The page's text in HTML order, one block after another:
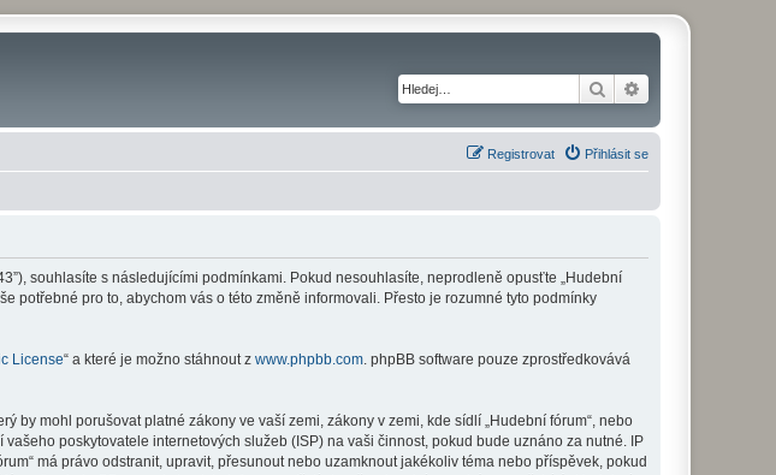
Hledat
Přihlásit se
Registrovat
souhlasíte s následujícími podmínkami. Pokud nesouhlasíte, neprodleně opusťte „Hudební
potřebné pro to, abychom vás o této změně informovali. Přesto je rozumné tyto podmínky
License“ a které je možno stáhnout z www.phpbb.com . phpBB software pouze zprostředkovává
mohl porušovat platné zákony ve vaší zemi, zákony v zemi, kde sídlí „Hudební fórum“, nebo
poskytovatele internetových služeb (ISP) na vaši činnost, pokud bude uznáno za nutné. IP
má právo odstranit, upravit, přesunout nebo uzamknout jakékoliv téma nebo příspěvek, pokud